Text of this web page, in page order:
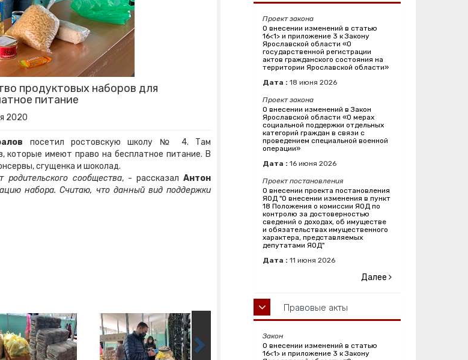
продуктовых наборов для
питание
2020
посетил ростовскую школу № 4. Там
которые имеют право на бесплатное питание. В
сгущенка и шоколад.
сообщества, - рассказалАнтон
набора. Считаю, что данный вид поддержки
Проект закона
О внесении изменений в статью
16<1> и приложение 3 к Закону
Ярославской области «О
государственной регистрации
актов гражданского состояния на
территории Ярославской области»
Дата : 18 июня 2026
Проект закона
О внесении изменений в Закон
Ярославской области «О мерах
социальной поддержки отдельных
категорий граждан в связи с
проведением специальной военной
операции»
Дата : 16 июня 2026
Проект постановления
О внесении проекта постановления
ЯОД "О внесении изменения в пункт
18 Положения о комиссии ЯОД по
контролю за достоверностью
сведений о доходах, об имуществе
и обязательствах имущественного
характера, представляемых
депутатами ЯОД"
Дата : 11 июня 2026
Далее
Правовые акты
Закон
О внесении изменений в статью
16<1> и приложение 3 к Закону